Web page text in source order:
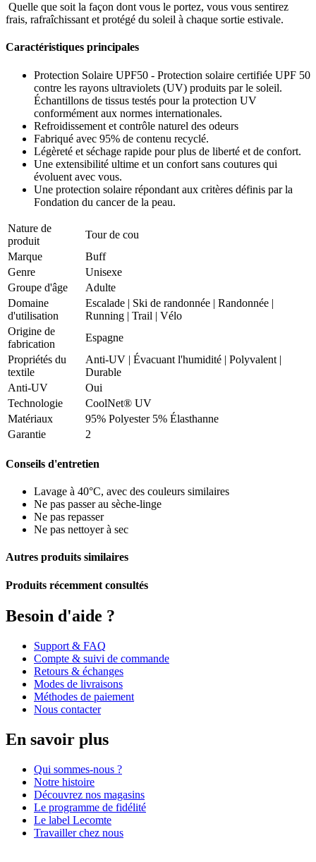
Quelle que soit la façon dont vous le portez, vous vous sentirez
frais, rafraîchissant et protégé du soleil à chaque sortie estivale.
Caractéristiques principales
Protection Solaire UPF50 - Protection solaire certifiée UPF 50
contre les rayons ultraviolets (UV) produits par le soleil.
Échantillons de tissus testés pour la protection UV
conformément aux normes internationales.
Refroidissement et contrôle naturel des odeurs
Fabriqué avec 95% de contenu recyclé.
Légèreté et séchage rapide pour plus de liberté et de confort.
Une extensibilité ultime et un confort sans coutures qui
évoluent avec vous.
Une protection solaire répondant aux critères définis par la
Fondation du cancer de la peau.
Nature de
produit
Tour de cou
Marque
Buff
Genre
Unisexe
Groupe d'âge
Adulte
Domaine
d'utilisation
Escalade | Ski de randonnée | Randonnée |
Running | Trail | Vélo
Origine de
fabrication
Espagne
Propriétés du
textile
Anti-UV | Évacuant l'humidité | Polyvalent |
Durable
Anti-UV
Oui
Technologie
CoolNet® UV
Matériaux
95% Polyester 5% Élasthanne
Garantie
2
Conseils d'entretien
Lavage à 40°C, avec des couleurs similaires
Ne pas passer au sèche-linge
Ne pas repasser
Ne pas nettoyer à sec
Autres produits similaires
Produits récemment consultés
Besoin d'aide ?
Support & FAQ
Compte & suivi de commande
Retours & échanges
Modes de livraisons
Méthodes de paiement
Nous contacter
En savoir plus
Qui sommes-nous ?
Notre histoire
Découvrez nos magasins
Le programme de fidélité
Le label Lecomte
Travailler chez nous